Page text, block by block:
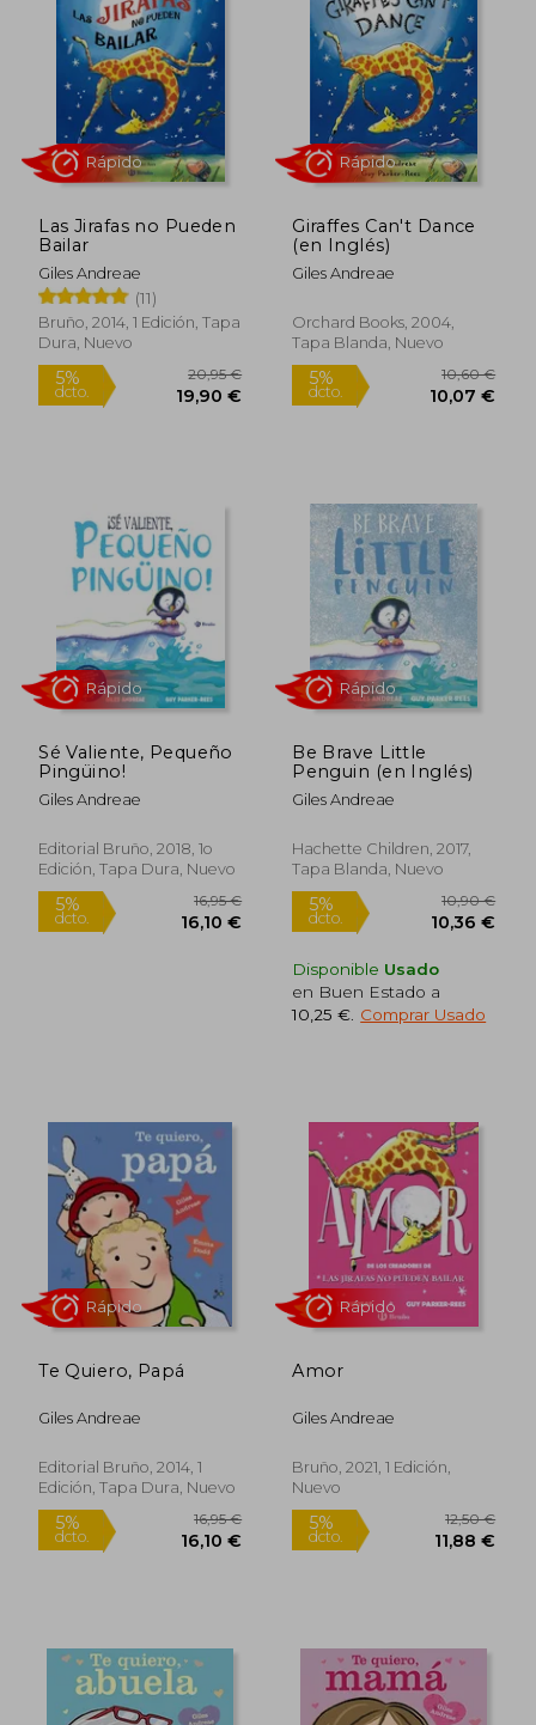
Historia Natural y Selfridges. Es embajador
del Arts Award y ha sido miembro de la
junta del UCL Cancer Trust, tras haber
superado el cáncer en su juventud .
harpercollins.co.uk
Actualmente, vive en Oxfordshire con su
esposa, Victoria, diseñadora de ropa
infantil, y sus cuatro hijos.
Las Jirafas no Pueden
Bailar
Giles Andreae
(11)
Bruño, 2014, 1 Edición, Tapa
Dura, Nuevo
5%
dcto.
20,95 €
19,90 €
Rápido
Giraffes Can't Dance
(en Inglés)
Giles Andreae
Orchard Books, 2004,
Tapa Blanda, Nuevo
5%
dcto.
Sé Valiente, Pequeño
Pingüino!
Giles Andreae
Editorial Bruño, 2018, 1o
Edición, Tapa Dura, Nuevo
5%
dcto.
16,95 €
16,10 €
Rápido
Be Brave Little
Penguin (en Inglés)
Giles Andreae
Hachette Children, 2017,
Tapa Blanda, Nuevo
5%
dcto.
Rápido
Disponible Usado
en Buen Estado a
10,25 € Comprar Usado
Te Quiero, Papá
Giles Andreae
Editorial Bruño, 2014, 1
Edición, Tapa Dura, Nuevo
Amor
Giles Andreae
Bruño, 2021, 1 Edición,
Nuevo